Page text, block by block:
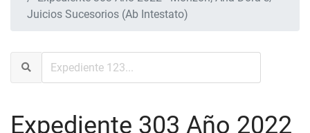
Juicios Sucesorios (Ab Intestato)
Expediente 303 Año 2022